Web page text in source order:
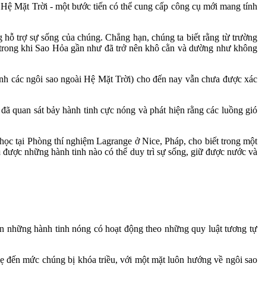
Mặt Trời - một bước tiến có thể cung cấp công cụ mới mang tính
trợ sự sống của chúng. Chẳng hạn, chúng ta biết rằng từ trường
khi Sao Hỏa gần như đã trở nên khô cằn và dường như không
các ngôi sao ngoài Hệ Mặt Trời) cho đến nay vẫn chưa được xác
quan sát bảy hành tinh cực nóng và phát hiện rằng các luồng gió
tại Phòng thí nghiệm Lagrange ở Nice, Pháp, cho biết trong một
những hành tinh nào có thể duy trì sự sống, giữ được nước và
hành tinh nóng có hoạt động theo những quy luật tương tự
mức chúng bị khóa triều, với một mặt luôn hướng về ngôi sao